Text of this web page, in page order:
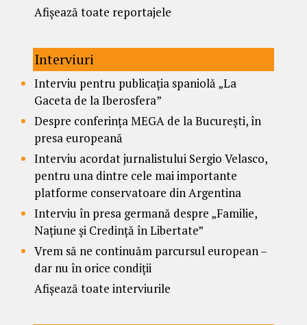
Afișează toate reportajele
Interviuri
Interviu pentru publicația spaniolă „La
Gaceta de la Iberosfera”
Despre conferința MEGA de la București, în
presa europeană
Interviu acordat jurnalistului Sergio Velasco,
pentru una dintre cele mai importante
platforme conservatoare din Argentina
Interviu în presa germană despre „Familie,
Națiune și Credință în Libertate”
Vrem să ne continuăm parcursul european –
dar nu în orice condiții
Afișează toate interviurile